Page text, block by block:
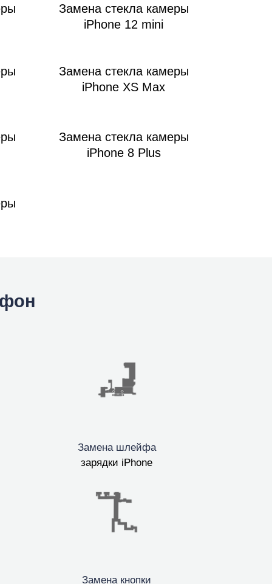
Замена стекла камеры
iPhone 12 mini
Замена стекла камеры
iPhone XS Max
Замена стекла камеры
iPhone 8 Plus
Замена шлейфа
зарядки iPhone
Замена кнопки